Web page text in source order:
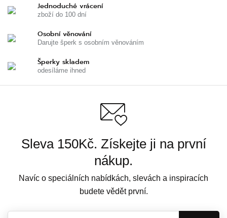
Jednoduché vrácení
zboží do 100 dní
Osobní věnování
Darujte šperk s osobním věnováním
Šperky skladem
odesíláme ihned
Sleva 150Kč. Získejte ji na první
nákup.
Navíc o speciálních nabídkách, slevách a inspiracích
budete vědět první.